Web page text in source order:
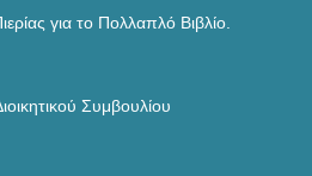
για το Πολλαπλό Βιβλίο.
Συμβουλίου